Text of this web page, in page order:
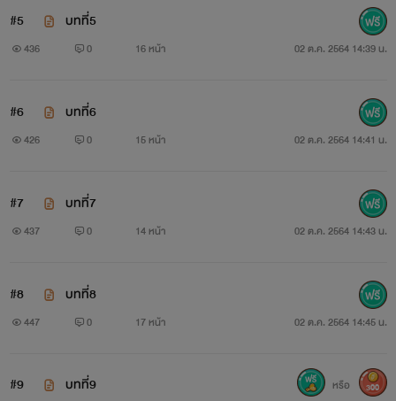
#5 บทที่5
436 0 16 หน้า 02 ต.ค. 2564 14:39 น.
#6 บทที่6
426 0 15 หน้า 02 ต.ค. 2564 14:41 น.
#7 บทที่7
437 0 14 หน้า 02 ต.ค. 2564 14:43 น.
#8 บทที่8
447 0 17 หน้า 02 ต.ค. 2564 14:45 น.
#9 บทที่9 หรือ 300